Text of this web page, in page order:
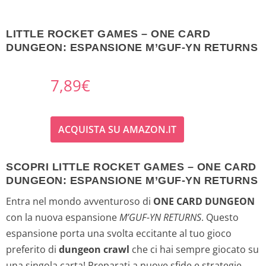
LITTLE ROCKET GAMES – ONE CARD
DUNGEON: ESPANSIONE M’GUF-YN RETURNS
7,89€
ACQUISTA SU AMAZON.IT
SCOPRI LITTLE ROCKET GAMES – ONE CARD
DUNGEON: ESPANSIONE M’GUF-YN RETURNS
Entra nel mondo avventuroso di ONE CARD DUNGEON
con la nuova espansioneM’GUF-YN RETURNS. Questo
espansione porta una svolta eccitante al tuo gioco
preferito di dungeon crawl che ci hai sempre giocato su